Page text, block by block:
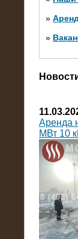
»
»
Аренда
МВт 10